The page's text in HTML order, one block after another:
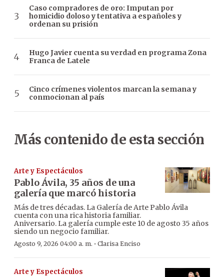
Caso compradores de oro: Imputan por
homicidio doloso y tentativa a españoles y
ordenan su prisión
Hugo Javier cuenta su verdad en programa Zona
Franca de Latele
Cinco crímenes violentos marcan la semana y
conmocionan al país
Más contenido de esta sección
Arte y Espectáculos
Pablo Ávila, 35 años de una
galería que marcó historia
Más de tres décadas. La Galería de Arte Pablo Ávila
cuenta con una rica historia familiar.
Aniversario. La galería cumple este 10 de agosto 35 años
siendo un negocio familiar.
Agosto 9, 2026 04:00 a. m. · Clarisa Enciso
Arte y Espectáculos